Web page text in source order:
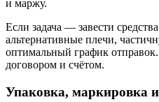
и маржу.
Если задача — завести
альтернативные плечи,
оптимальный график
договором и счётом.
Упаковка, маркировка и